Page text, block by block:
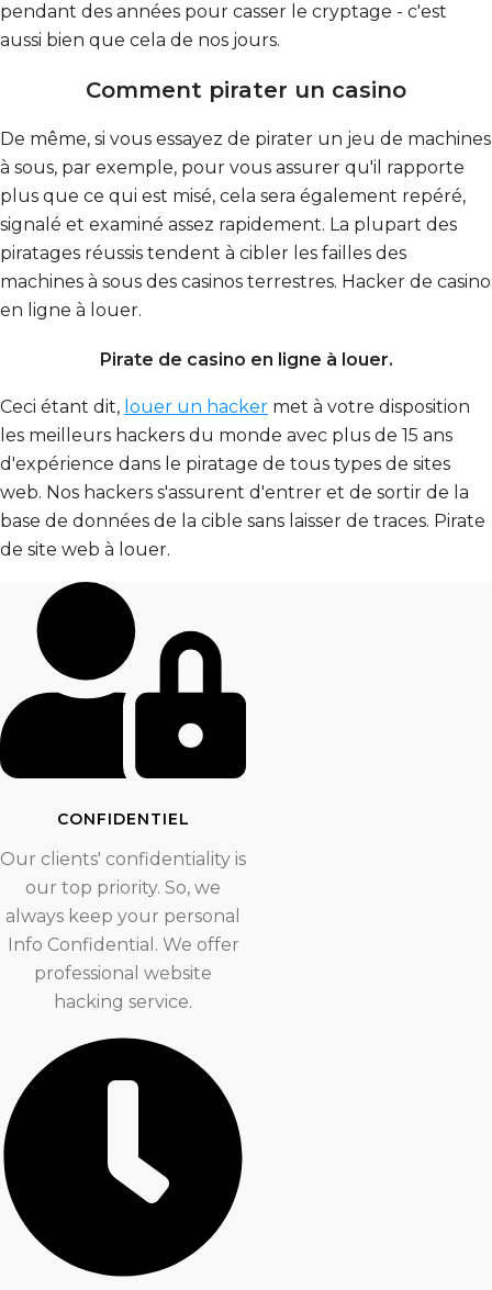
pendant des années pour casser le cryptage - c'est
aussi bien que cela de nos jours.
Comment pirater un casino
De même, si vous essayez de pirater un jeu de machines
à sous, par exemple, pour vous assurer qu'il rapporte
plus que ce qui est misé, cela sera également repéré,
signalé et examiné assez rapidement. La plupart des
piratages réussis tendent à cibler les failles des
machines à sous des casinos terrestres. Hacker de casino
en ligne à louer.
Pirate de casino en ligne à louer.
Ceci étant dit, louer un hacker met à votre disposition
les meilleurs hackers du monde avec plus de 15 ans
d'expérience dans le piratage de tous types de sites
web. Nos hackers s'assurent d'entrer et de sortir de la
base de données de la cible sans laisser de traces. Pirate
de site web à louer.
CONFIDENTIEL
Our clients' confidentiality is
our top priority. So, we
always keep your personal
Info Confidential. We offer
professional website
hacking service.